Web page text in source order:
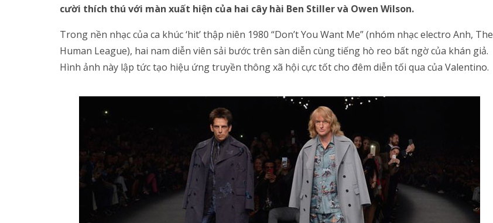
cười thích thú với màn xuất hiện của hai cây hài Ben Stiller và Owen Wilson.
Trong nền nhạc của ca khúc ‘hit’ thập niên 1980 “Don’t You Want Me” (nhóm nhạc electro Anh, The
Human League), hai nam diễn viên sải bước trên sàn diễn cùng tiếng hò reo bất ngờ của khán giả.
Hình ảnh này lập tức tạo hiệu ứng truyền thông xã hội cực tốt cho đêm diễn tối qua của Valentino.